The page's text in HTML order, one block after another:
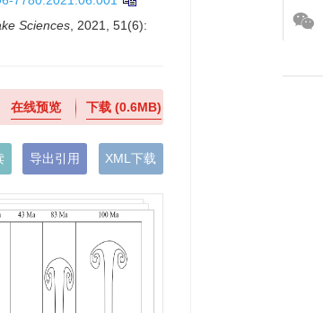
Sciences , 2021, 51(6):
在线预览 下载(0.6MB)
导出引用 XML下载